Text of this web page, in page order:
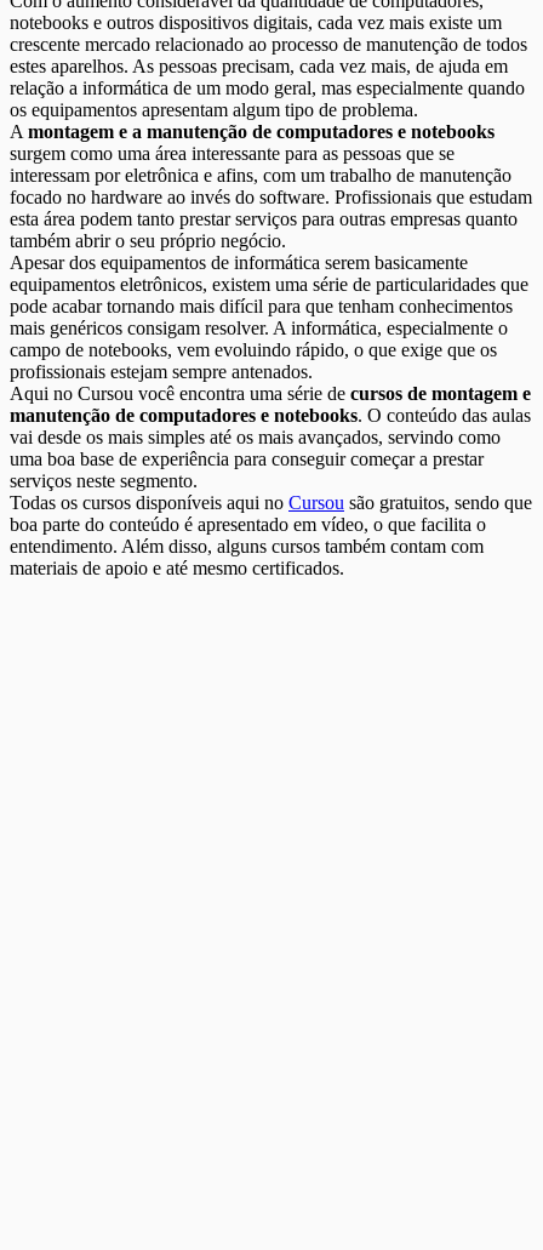
notebooks e outros dispositivos digitais, cada vez mais existe um
crescente mercado relacionado ao processo de manutenção de todos
estes aparelhos. As pessoas precisam, cada vez mais, de ajuda em
relação a informática de um modo geral, mas especialmente quando
os equipamentos apresentam algum tipo de problema.
A montagem e a manutenção de computadores e notebooks
surgem como uma área interessante para as pessoas que se
interessam por eletrônica e afins, com um trabalho de manutenção
focado no hardware ao invés do software. Profissionais que estudam
esta área podem tanto prestar serviços para outras empresas quanto
também abrir o seu próprio negócio.
Apesar dos equipamentos de informática serem basicamente
equipamentos eletrônicos, existem uma série de particularidades que
pode acabar tornando mais difícil para que tenham conhecimentos
mais genéricos consigam resolver. A informática, especialmente o
campo de notebooks, vem evoluindo rápido, o que exige que os
profissionais estejam sempre antenados.
Aqui no Cursou você encontra uma série de cursos de montagem e
manutenção de computadores e notebooks. O conteúdo das aulas
vai desde os mais simples até os mais avançados, servindo como
uma boa base de experiência para conseguir começar a prestar
serviços neste segmento.
Todas os cursos disponíveis aqui no Cursou são gratuitos, sendo que
boa parte do conteúdo é apresentado em vídeo, o que facilita o
entendimento. Além disso, alguns cursos também contam com
materiais de apoio e até mesmo certificados.